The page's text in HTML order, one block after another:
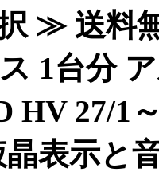
≫ 送料
1台分
HV 27/1
表示と